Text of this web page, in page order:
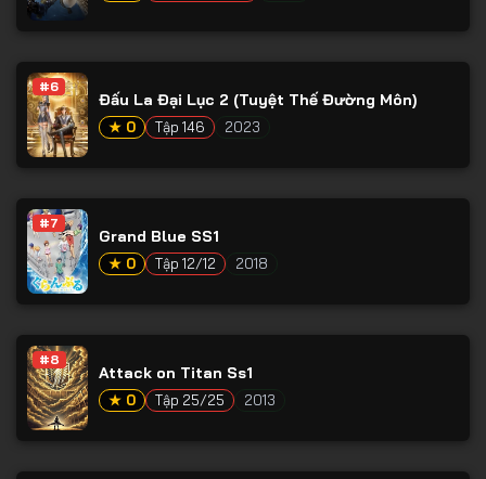
#6
Đấu La Đại Lục 2 (Tuyệt Thế Đường Môn)
★ 0 Tập 146 2023
#7
Grand Blue SS1
★ 0 Tập 12/12 2018
#8
Attack on Titan Ss1
★ 0 Tập 25/25 2013